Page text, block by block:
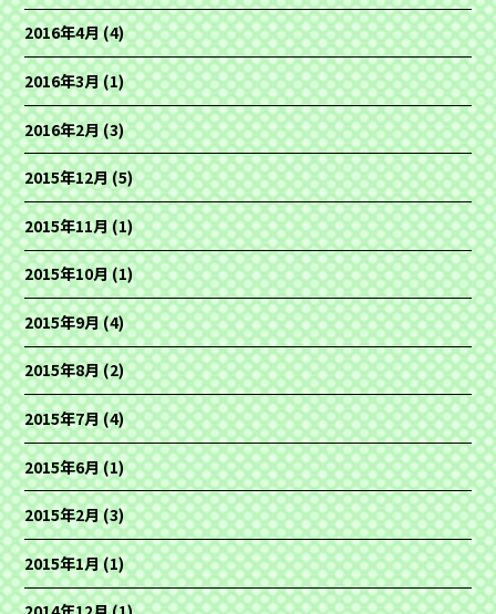
2016年4月(4)
2016年3月(1)
2016年2月(3)
2015年12月(5)
2015年11月(1)
2015年10月(1)
2015年9月(4)
2015年8月(2)
2015年7月(4)
2015年6月(1)
2015年2月(3)
2015年1月(1)